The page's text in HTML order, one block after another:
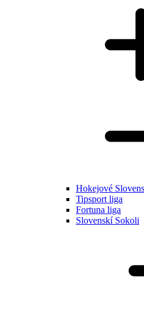
Hokejové
Tipsport liga
Fortuna liga
Slovenskí Sokoli